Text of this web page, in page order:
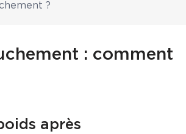
?
: comment
après